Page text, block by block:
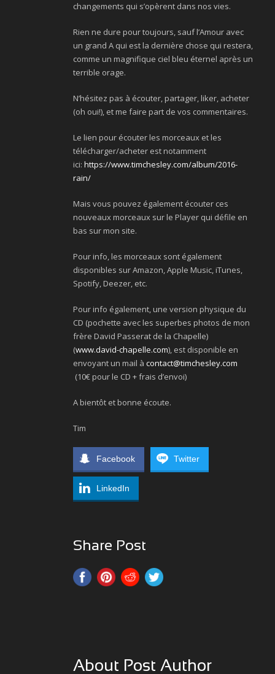
changements qui s’opèrent dans nos vies.
Rien ne dure pour toujours, sauf l’Amour avec
un grand A qui est la dernière chose qui restera,
comme un magnifique ciel bleu éternel après un
terrible orage.
N’hésitez pas à écouter, partager, liker, acheter
(oh oui!), et me faire part de vos commentaires.
Le lien pour écouter les morceaux et les
télécharger/acheter est notamment
ici: https://www.timchesley.com/album/2016-
rain/
Mais vous pouvez également écouter ces
nouveaux morceaux sur le Player qui défile en
bas sur mon site.
Pour info, les morceaux sont également
disponibles sur Amazon, Apple Music, iTunes,
Spotify, Deezer, etc.
Pour info également, une version physique du
CD (pochette avec les superbes photos de mon
frère David Passerat de la Chapelle​)
(www.david-chapelle.com), est disponible en
envoyant un mail à contact@timchesley.com
(10€ pour le CD + frais d’envoi)
A bientôt et bonne écoute.
Tim
Facebook Twitter
LinkedIn
Share Post
About Post Author